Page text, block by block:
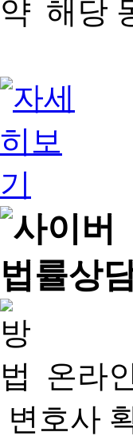
해당
온라
변호사